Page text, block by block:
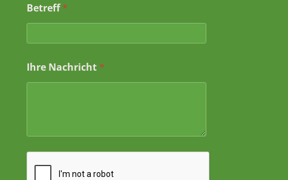
h
r
N
m
e
r
Betreff*
Ihre Nachricht *